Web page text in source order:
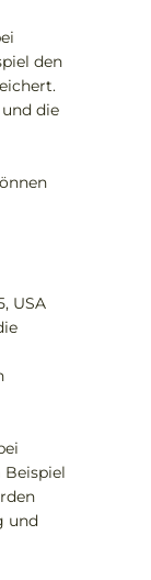
den
die
USA
und